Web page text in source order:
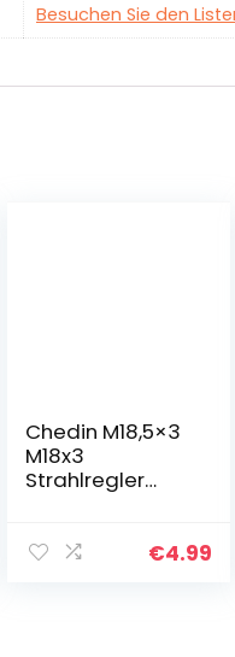
Besuchen Sie den
Chedin M18,5×3
M18x3
Strahlregler
teiliges Set
€4.99